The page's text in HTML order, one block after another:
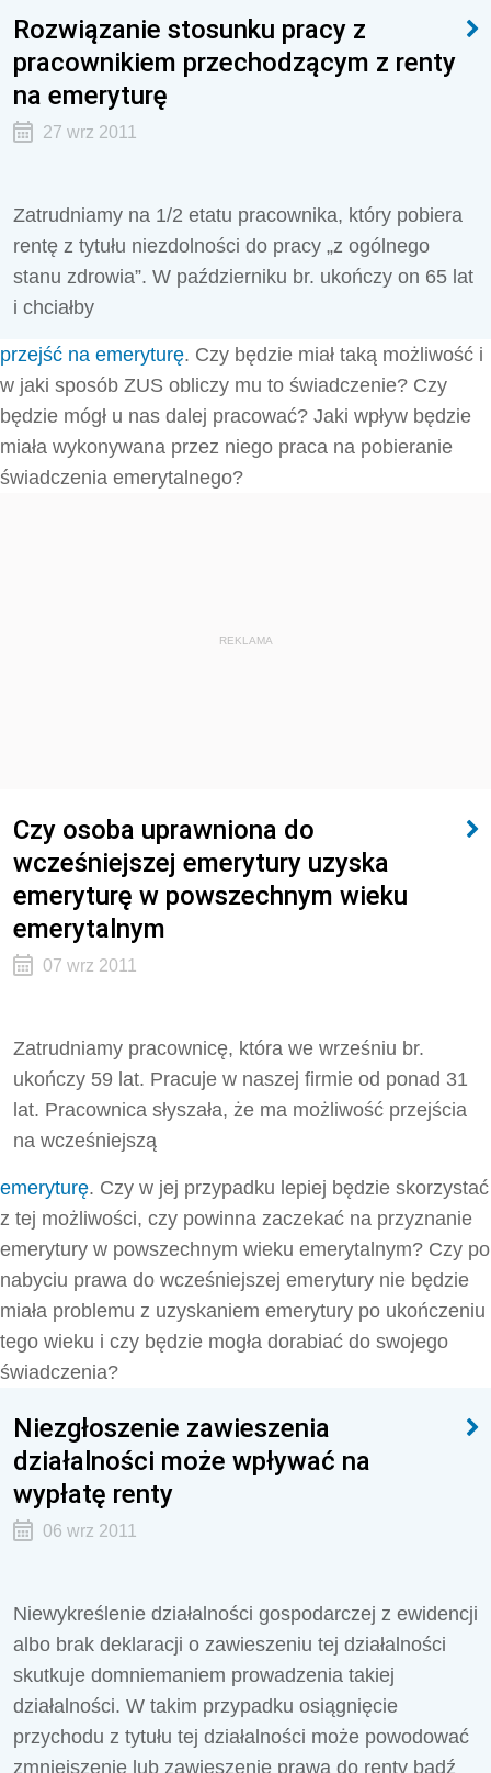
Rozwiązanie stosunku pracy z
pracownikiem przechodzącym z renty
na emeryturę
27 wrz 2011
Zatrudniamy na 1/2 etatu pracownika, który pobiera
rentę z tytułu niezdolności do pracy „z ogólnego
stanu zdrowia”. W październiku br. ukończy on 65 lat
i chciałby
przejść na emeryturę. Czy będzie miał taką możliwość i
w jaki sposób ZUS obliczy mu to świadczenie? Czy
będzie mógł u nas dalej pracować? Jaki wpływ będzie
miała wykonywana przez niego praca na pobieranie
świadczenia emerytalnego?
REKLAMA
Czy osoba uprawniona do
wcześniejszej emerytury uzyska
emeryturę w powszechnym wieku
emerytalnym
07 wrz 2011
Zatrudniamy pracownicę, która we wrześniu br.
ukończy 59 lat. Pracuje w naszej firmie od ponad 31
lat. Pracownica słyszała, że ma możliwość przejścia
na wcześniejszą
emeryturę. Czy w jej przypadku lepiej będzie skorzystać
z tej możliwości, czy powinna zaczekać na przyznanie
emerytury w powszechnym wieku emerytalnym? Czy po
nabyciu prawa do wcześniejszej emerytury nie będzie
miała problemu z uzyskaniem emerytury po ukończeniu
tego wieku i czy będzie mogła dorabiać do swojego
świadczenia?
Niezgłoszenie zawieszenia
działalności może wpływać na
wypłatę renty
06 wrz 2011
Niewykreślenie działalności gospodarczej z ewidencji
albo brak deklaracji o zawieszeniu tej działalności
skutkuje domniemaniem prowadzenia takiej
działalności. W takim przypadku osiągnięcie
przychodu z tytułu tej działalności może powodować
zmniejszenie lub zawieszenie prawa do renty bądź